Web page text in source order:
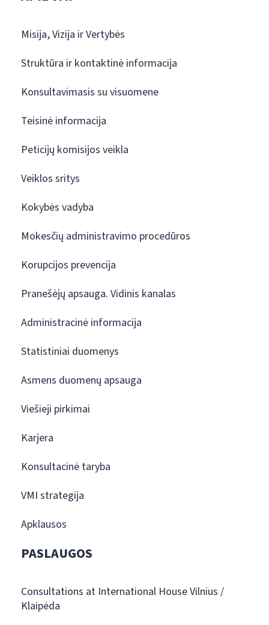
Misija, Vizija ir Vertybės
Struktūra ir kontaktinė informacija
Konsultavimasis su visuomene
Teisinė informacija
Peticijų komisijos veikla
Veiklos sritys
Kokybės vadyba
Mokesčių administravimo procedūros
Korupcijos prevencija
Pranešėjų apsauga. Vidinis kanalas
Administracinė informacija
Statistiniai duomenys
Asmens duomenų apsauga
Viešieji pirkimai
Karjera
Konsultacinė taryba
VMI strategija
Apklausos
PASLAUGOS
Consultations at International House Vilnius /
Klaipėda